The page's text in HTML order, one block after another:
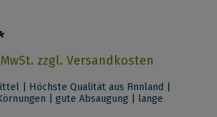
zzgl. Versandkosten
| Höchste Qualität aus Finnland |
| gute Absaugung | lange